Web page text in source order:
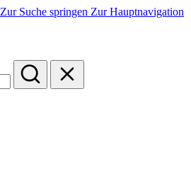
Zur Suche springen Zur Hauptnavigation